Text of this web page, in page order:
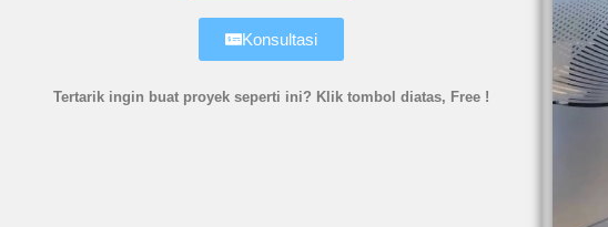
Konsultasi
Tertarik ingin buat proyek seperti ini? Klik tombol diatas, Free !